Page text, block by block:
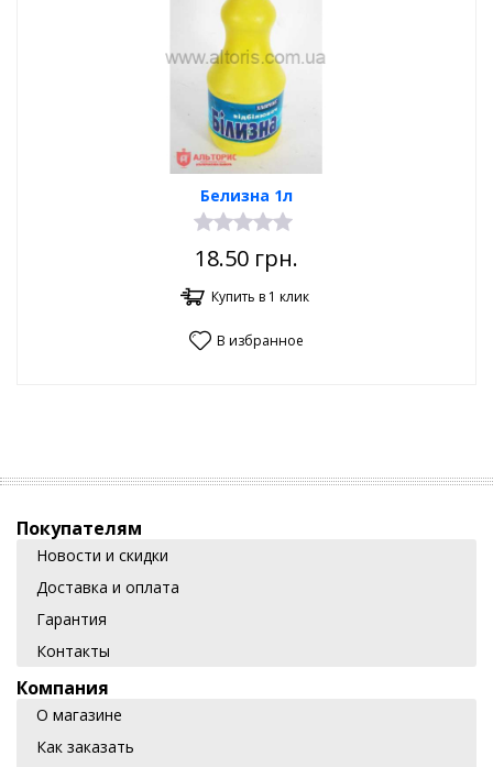
Белизна 1л
18.50 грн.
Купить в 1 клик
В избранное
Покупателям
Новости и скидки
Доставка и оплата
Гарантия
Контакты
Компания
О магазине
Как заказать